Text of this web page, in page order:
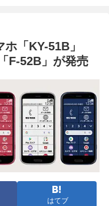
「KY-51B」
F-52B」が発売
はてブ